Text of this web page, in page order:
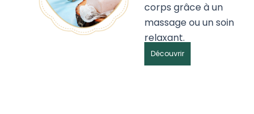
corps grâce à un
massage ou un soin
relaxant.
Découvrir